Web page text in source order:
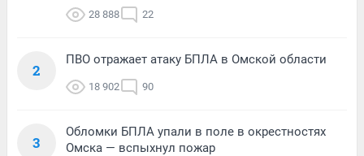
28 888 22
2
ПВО отражает атаку БПЛА в Омской области
18 902 90
3
Обломки БПЛА упали в поле в окрестностях
Омска — вспыхнул пожар